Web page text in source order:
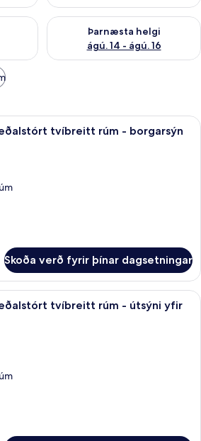
ágú. 7 - ágú. 9
Þarnæsta helgi
ágú. 14 - ágú. 16
Athuga framboð þarnæstu
Rúmföt af bestu gerð, öryggishólf í
tvíbreitt rúm - borgarsýn
Skoða verð fyrir þínar dagsetningar
Rúmföt af bestu gerð, öryggishólf í
tvíbreitt rúm - útsýni yfir